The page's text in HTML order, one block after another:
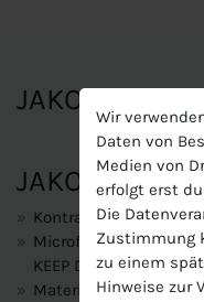
JAKO Damen
JAKO Damen
Kontrasteinsatz in
Microfeine Fasern
KEEP DRY, dass das
Materialart:Polyester-
Wir
Daten von
Medien von
erfolgt erst
Die
Zustimmung
zu einem
Hinweise zur